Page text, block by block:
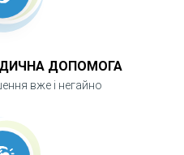
ДОПОМОГА
вже і негайно